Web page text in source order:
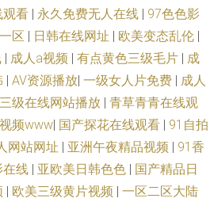
视频 伦理片网站 www欧美日韩成人黄 91九
结依 精品国产乱 视频在线国产 一级肏屄视
精品嫩草 国产成人精品玖玖 91TS伪娘在线
91网站快播传媒 国产一级九九久久 91九色
国产精品麻豆久久网站 91熟女黑丝 日韩无
观看 | 永久免费无人在线 | 97色色影
区 | 日韩在线网址 | 欧美变态乱伦 |
| 成人a视频 | 有点黄色三级毛片 | 成
| AV资源播放| 一级女人片免费 | 成人
三级在线网站播放 | 青草青青在线观
频www| 国产探花在线观看 | 91自拍
网站网址 | 亚洲午夜精品视频 | 91香
在线 | 亚欧美日韩色色 | 国产精品日
| 欧美三级黄片视频 | 一区二区大陆